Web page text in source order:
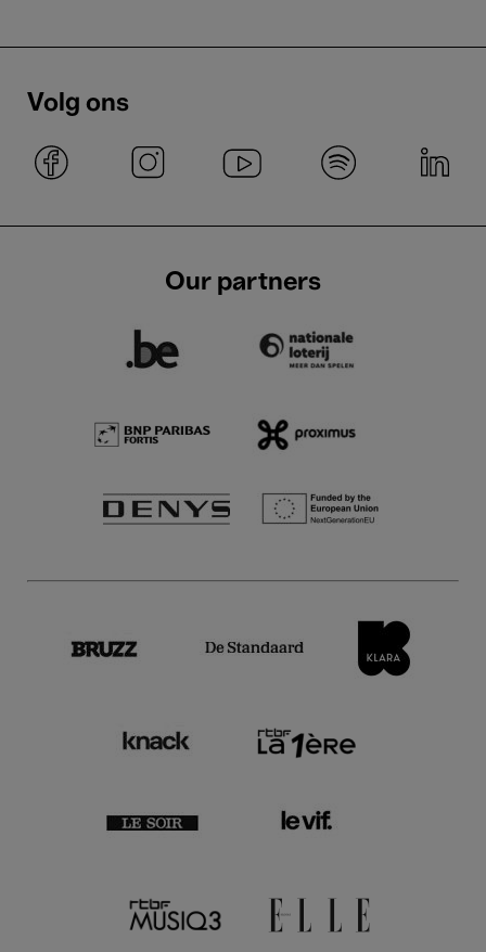
Volg ons
Our partners